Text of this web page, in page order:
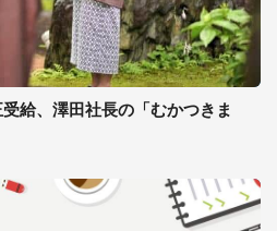
給、澤田社長の「むかつきま